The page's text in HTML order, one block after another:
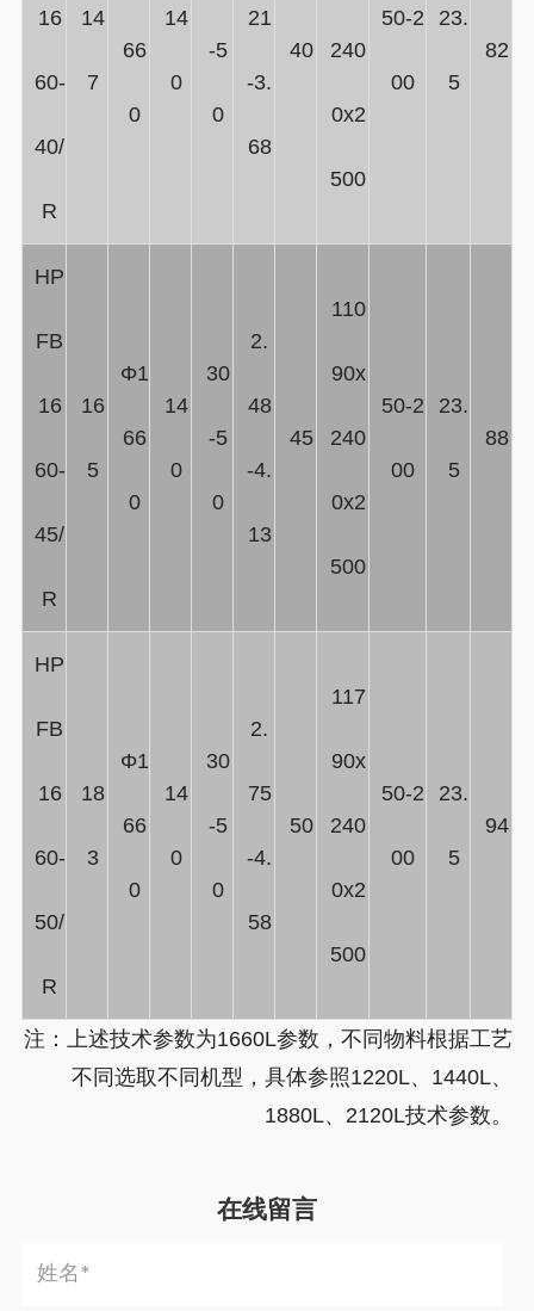
16
60-
40/
R
14
7
66
0
14
0
-5
0
21
-3.
68
40 240
0x2
500
50-2
00
23.
5
82
HP
FB
16
60-
45/
R
16
5
Φ1
66
0
14
0
30
-5
0
2.
48
-4.
13
45
110
90x
240
0x2
500
50-2
00
23.
5
88
HP
FB
16
60-
50/
R
18
3
Φ1
66
0
14
0
30
-5
0
2.
75
-4.
58
50
117
90x
240
0x2
500
50-2
00
23.
5
94
注：上述技术参数为1660L参数，不同物料根据工艺
不同选取不同机型，具体参照1220L、1440L、
1880L、2120L技术参数。
在线留言